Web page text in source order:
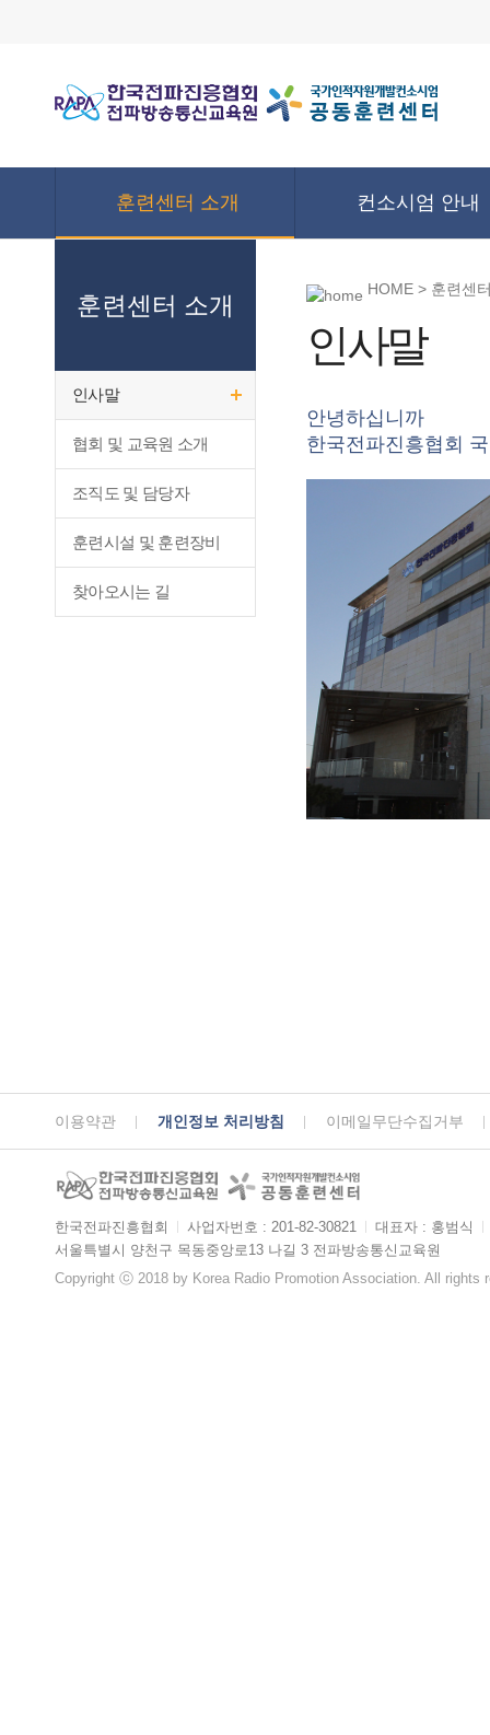
훈련센터 소개 컨소시엄 안내
훈련센터 소개
인사말
협회 및 교육원 소개
조직도 및 담당자
훈련시설 및 훈련장비
찾아오시는 길
HOME > 훈련센
인사말
안녕하십니까
한국전파진흥협회
이용약관 개인정보 처리방침 이메일무단수집거부
한국전파진흥협회 사업자번호 : 201-82-30821 대표자 : 홍범식
서울특별시 양천구 목동중앙로13 나길 3 전파방송통신교육원
Copyright ⓒ 2018 by Korea Radio Promotion Association. All rights